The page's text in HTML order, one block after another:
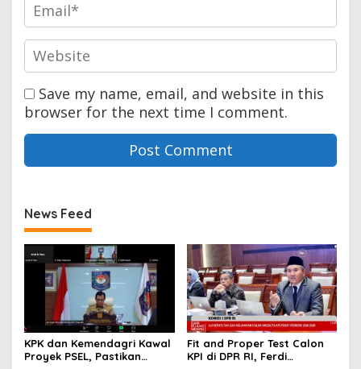
Save my name, email, and website in this
browser for the next time I comment.
News Feed
KPK dan Kemendagri Kawal
Proyek PSEL, Pastikan
Fit and Proper Test Calon
KPI di DPR RI, Ferdi